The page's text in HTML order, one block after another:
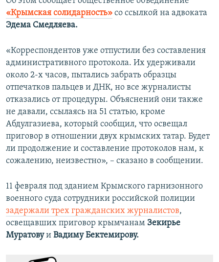
«Крымская солидарность» со ссылкой на адвоката
Эдема Смедляева.
«Корреспондентов уже отпустили без составления
административного протокола. Их удерживали
около 2-х часов, пытались забрать образцы
отпечатков пальцев и ДНК, но все журналисты
отказались от процедуры. Объяснений они также
не давали, ссылаясь на 51 статью, кроме
Абдулгазиева, который сообщил, что освещал
приговор в отношении двух крымских татар. Будет
ли продолжение и составление протоколов нам, к
сожалению, неизвестно», – сказано в сообщении.
11 февраля под зданием Крымского гарнизонного
военного суда сотрудники российской полиции
задержали трех гражданских журналистов,
освещавших приговор крымчанам Зекирье
Муратовуи Вадиму Бектемирову.